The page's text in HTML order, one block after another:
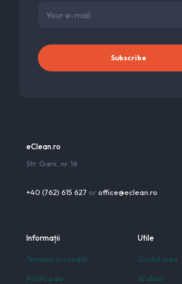
eClean.ro
Str. Garii, nr. 16
+40 (762) 615 627 oroffice@eclean.ro
Informații
Termeni și condiții
Politica de
Utile
Contul meu
Wishlist